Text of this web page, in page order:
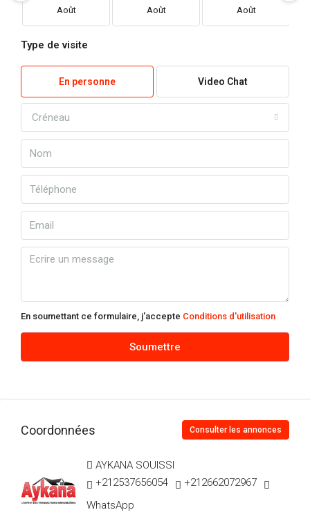
Août Août Août
Type de visite
En personne Video Chat
Créneau
En soumettant ce formulaire, j'accepte Conditions d'utilisation
Soumettre
Coordonnées Consulter les annonces
AYKANA SOUISSI
+212537656054
+212662072967
WhatsApp